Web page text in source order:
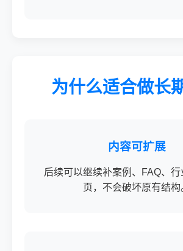
为什么适合做长
内容可扩展
后续可以继续补案例、FAQ、
页，不会破坏原有结构